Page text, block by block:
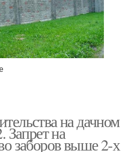
на дачном
Запрет на
заборов выше 2-х